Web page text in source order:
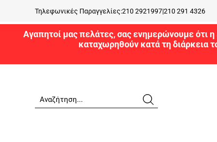
Τηλεφωνικές Παραγγελίες:210 2921997|210 291 4326
Αγαπητοί μας πελάτες, σας ενημερώνουμε ότι
καταχωρηθούν κατά τη διάρκεια